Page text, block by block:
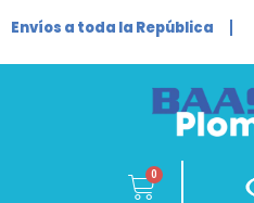
Envíos a toda la República
Cart